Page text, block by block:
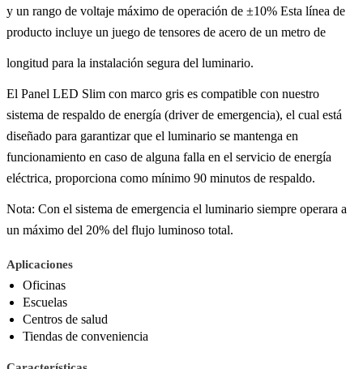
y un rango de voltaje máximo de operación de ±10% Esta línea de
producto incluye un juego de tensores de acero de un metro de
longitud para la instalación segura del luminario.
El Panel LED Slim con marco gris es compatible con nuestro
sistema de respaldo de energía (driver de emergencia), el cual está
diseñado para garantizar que el luminario se mantenga en
funcionamiento en caso de alguna falla en el servicio de energía
eléctrica, proporciona como mínimo 90 minutos de respaldo.
Nota: Con el sistema de emergencia el luminario siempre operara a
un máximo del 20% del flujo luminoso total.
Aplicaciones
Oficinas
Escuelas
Centros de salud
Tiendas de conveniencia